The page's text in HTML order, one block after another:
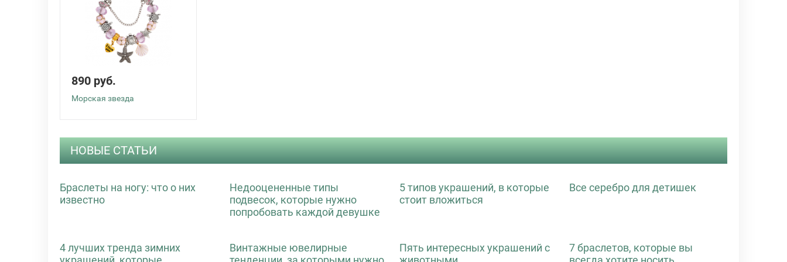
890 руб.
Морская звезда
НОВЫЕ СТАТЬИ
Браслеты на ногу: что о них
известно
Недооцененные типы
подвесок, которые нужно
попробовать каждой девушке
5 типов украшений, в которые
стоит вложиться
Все серебро для детишек
4 лучших тренда зимних
Винтажные ювелирные
Пять интересных украшений с
7 браслетов, которые вы